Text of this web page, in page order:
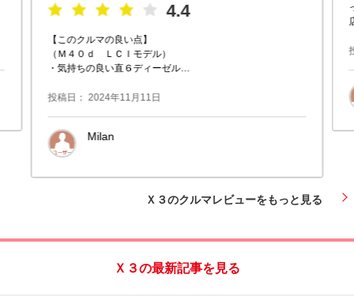
4.4
【このクルマの良い点】
（Ｍ４０ｄ ＬＣＩモデル）
・気持ちの良い直６ディーゼル
・加速のときのエンジンサウンド
投稿日： 2024年11月11日
Milan
大阪府枚方市
Ｘ３のクルマレビューをもっと見る
Ｘ３の最新記事を見る